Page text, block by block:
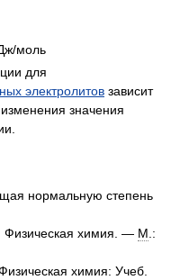
моль
для
электролитов зависит
значения
нормальную степень
Физическая химия. — М.:
химия: Учеб.